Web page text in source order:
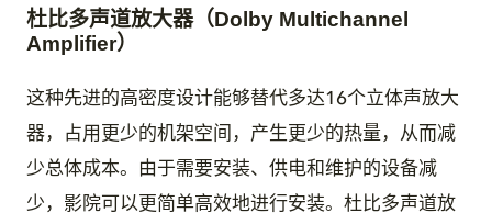
杜比多声道放大器（Dolby Multichannel
Amplifier）
这种先进的高密度设计能够替代多达16个立体声放大
器，占用更少的机架空间，产生更少的热量，从而减
少总体成本。由于需要安装、供电和维护的设备减
少，影院可以更简单高效地进行安装。杜比多声道放